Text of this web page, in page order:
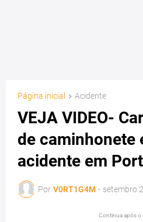
Página inicial Acidente
VEJA VIDEO-
de caminhonete
acidente em
Por V0RT1G4M - setembro
Continua após o